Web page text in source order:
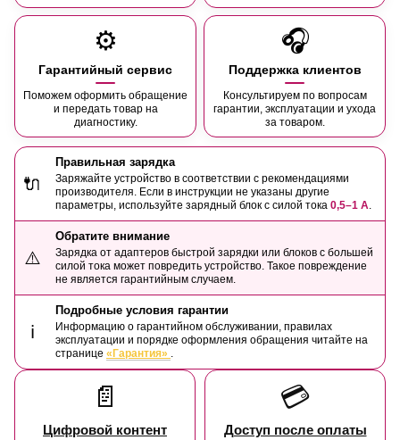
⚙️
Гарантийный сервис
Поможем оформить обращение
и передать товар на
диагностику.
🎧
Поддержка клиентов
Консультируем по вопросам
гарантии, эксплуатации и ухода
за товаром.
🔌
Правильная зарядка
Заряжайте устройство в соответствии с рекомендациями
производителя. Если в инструкции не указаны другие
параметры, используйте зарядный блок с силой тока 0,5–1 А.
⚠️
Обратите внимание
Зарядка от адаптеров быстрой зарядки или блоков с большей
силой тока может повредить устройство. Такое повреждение
не является гарантийным случаем.
ℹ️
Подробные условия гарантии
Информацию о гарантийном обслуживании, правилах
эксплуатации и порядке оформления обращения читайте на
странице «Гарантия» .
📄
Цифровой контент
💳
Доступ после оплаты